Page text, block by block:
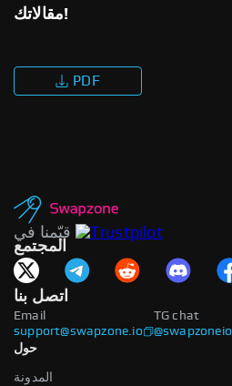
مقالاتك!
PDF
قيّمنا في
المجتمع
اتصل بنا
Email
support@swapzone.io
TG chat
@swapzoneio
حول
المدونة